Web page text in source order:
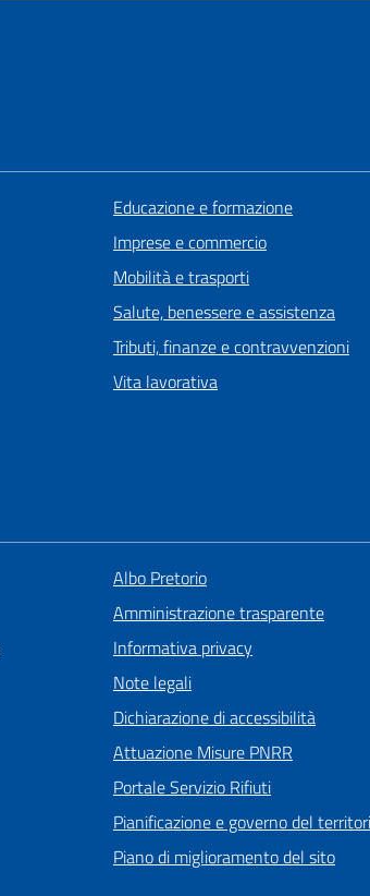
Educazione e formazione
Imprese e commercio
Mobilità e trasporti
Salute, benessere e assistenza
Tributi, finanze e contravvenzioni
Vita lavorativa
Albo Pretorio
Amministrazione trasparente
Informativa privacy
Note legali
Dichiarazione di accessibilità
Attuazione Misure PNRR
Portale Servizio Rifiuti
Pianificazione e governo del
Piano di miglioramento del sito